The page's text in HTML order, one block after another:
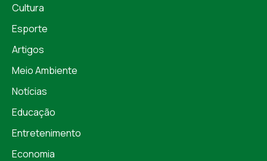
Cultura
Esporte
Artigos
Meio Ambiente
Notícias
Educação
Entretenimento
Economia